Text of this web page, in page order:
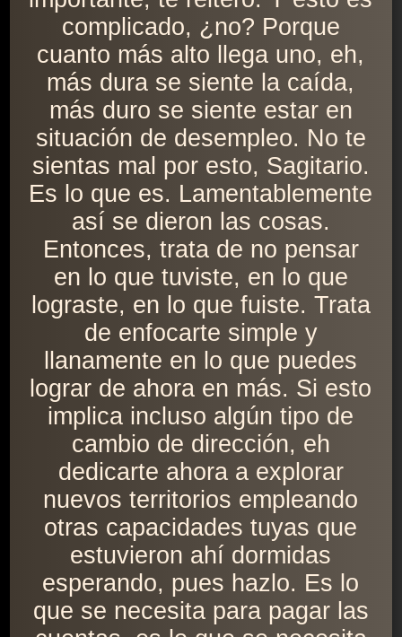
complicado, ¿no? Porque
cuanto más alto llega uno, eh,
más dura se siente la caída,
más duro se siente estar en
situación de desempleo. No te
sientas mal por esto, Sagitario.
Es lo que es. Lamentablemente
así se dieron las cosas.
Entonces, trata de no pensar
en lo que tuviste, en lo que
lograste, en lo que fuiste. Trata
de enfocarte simple y
llanamente en lo que puedes
lograr de ahora en más. Si esto
implica incluso algún tipo de
cambio de dirección, eh
dedicarte ahora a explorar
nuevos territorios empleando
otras capacidades tuyas que
estuvieron ahí dormidas
esperando, pues hazlo. Es lo
que se necesita para pagar las